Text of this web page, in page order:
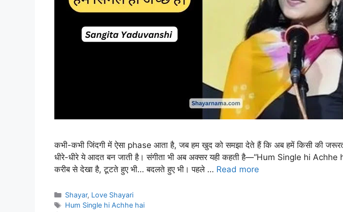
कभी-कभी जिंदगी में ऐसा phase आता है, जब हम खुद को समझा देते हैं कि अब हमें किसी की
धीरे-धीरे ये आदत बन जाती है। संगीता भी अब अक्सर यही कहती है—“Hum Single hi Achhe
करीब से देखा है, टूटते हुए भी… बदलते हुए भी। पहले … Read more
Categories
Shayar, Love Shayari
Tags
Hum Single hi Achhe hai